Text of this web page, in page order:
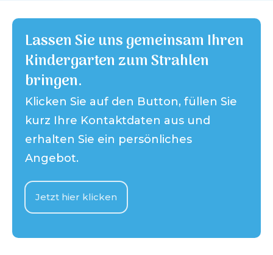
Lassen Sie uns gemeinsam Ihren
Kindergarten zum Strahlen
bringen.
Klicken Sie auf den Button, füllen Sie
kurz Ihre Kontaktdaten aus und
erhalten Sie ein persönliches
Angebot.
Jetzt hier klicken